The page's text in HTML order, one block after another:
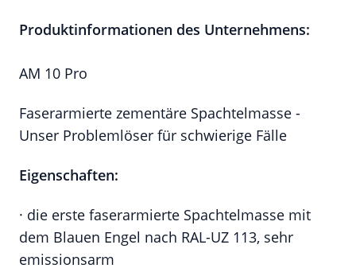
Produktinformationen des Unternehmens:
AM 10 Pro
Faserarmierte zementäre Spachtelmasse -
Unser Problemlöser für schwierige Fälle
Eigenschaften:
· die erste faserarmierte Spachtelmasse mit
dem Blauen Engel nach RAL-UZ 113, sehr
emissionsarm